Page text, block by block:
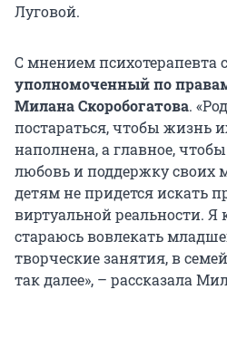
Луговой.
С мнением психотерапевта
уполномоченный по
Милана Скоробогатова.
постараться, чтобы жизнь
наполнена, а главное,
любовь и поддержку своих
детям не придется искать
виртуальной реальности.
стараюсь вовлекать
творческие занятия, в
так далее», – рассказала